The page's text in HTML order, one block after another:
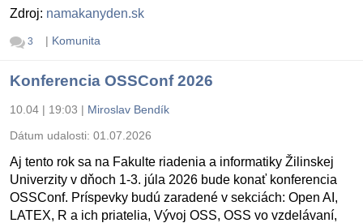
Zdroj: namakanyden.sk
3 | Komunita
Konferencia OSSConf 2026
10.04 | 19:03 | Miroslav Bendík
Dátum udalosti: 01.07.2026
Aj tento rok sa na Fakulte riadenia a informatiky Žilinskej
Univerzity v dňoch 1-3. júla 2026 bude konať konferencia
OSSConf. Príspevky budú zaradené v sekciách: Open AI,
LATEX, R a ich priatelia, Vývoj OSS, OSS vo vzdelávaní,